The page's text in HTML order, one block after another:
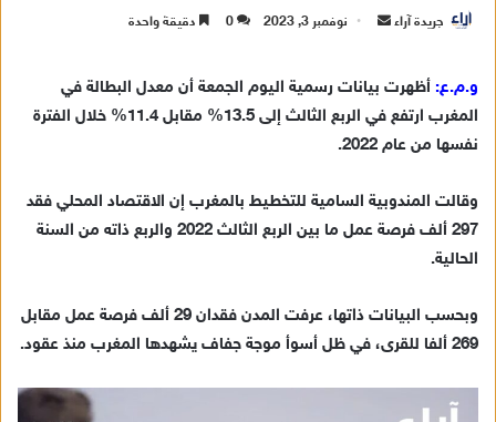
جريدة آراء
ب
د
ك
ت
نوفمبر 3, 2023 0 دقيقة واحدة
و.م.ع: أظهرت بيانات رسمية اليوم الجمعة أن معدل البطالة في
المغرب ارتفع في الربع الثالث إلى 13.5% مقابل 11.4% خلال الفترة
نفسها من عام 2022.
وقالت المندوبية السامية للتخطيط بالمغرب إن الاقتصاد المحلي فقد
297 ألف فرصة عمل ما بين الربع الثالث 2022 والربع ذاته من السنة
الحالية.
وبحسب البيانات ذاتها، عرفت المدن فقدان 29 ألف فرصة عمل مقابل
269 ألفا للقرى، في ظل أسوأ موجة جفاف يشهدها المغرب منذ عقود.